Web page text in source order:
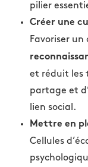
pilier
Créer une
Favoriser
et réduit les
partage et
lien social.
Mettre en
Cellules